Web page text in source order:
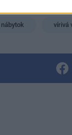
vírivá